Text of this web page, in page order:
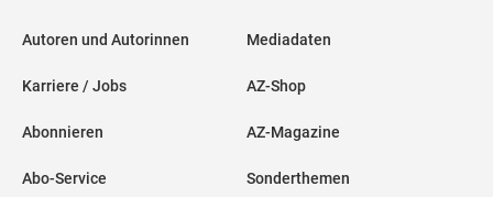
Autoren und Autorinnen
Karriere / Jobs
Abonnieren
Abo-Service
Mediadaten
AZ-Shop
AZ-Magazine
Sonderthemen